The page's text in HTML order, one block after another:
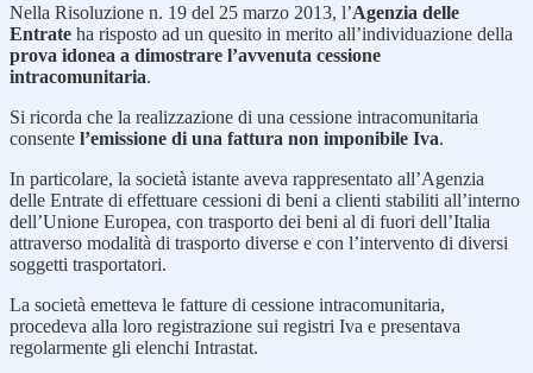
Nella Risoluzione n. 19 del 25 marzo 2013, l’Agenzia delle
Entrate ha risposto ad un quesito in merito all’individuazione della
prova idonea a dimostrare l’avvenuta cessione
intracomunitaria.
Si ricorda che la realizzazione di una cessione intracomunitaria
consente l’emissione di una fattura non imponibile Iva.
In particolare, la società istante aveva rappresentato all’Agenzia
delle Entrate di effettuare cessioni di beni a clienti stabiliti all’interno
dell’Unione Europea, con trasporto dei beni al di fuori dell’Italia
attraverso modalità di trasporto diverse e con l’intervento di diversi
soggetti trasportatori.
La società emetteva le fatture di cessione intracomunitaria,
procedeva alla loro registrazione sui registri Iva e presentava
regolarmente gli elenchi Intrastat.